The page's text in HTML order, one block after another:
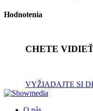
Hodnotenia
CHETE
VYŽIADAJTE SI